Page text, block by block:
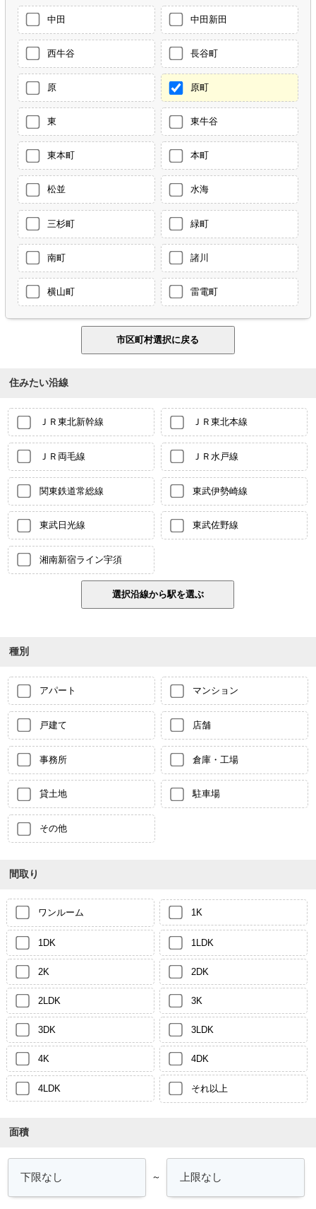
中田 中田新田
西牛谷 長谷町
原 原町
東 東牛谷
東本町 本町
松並 水海
三杉町 緑町
南町 諸川
横山町 雷電町
住みたい沿線
ＪＲ東北新幹線 ＪＲ東北本線
ＪＲ両毛線 ＪＲ水戸線
関東鉄道常総線 東武伊勢崎線
東武日光線 東武佐野線
湘南新宿ライン宇須
種別
アパート マンション
戸建て 店舗
事務所 倉庫・工場
貸土地 駐車場
その他
間取り
ワンルーム 1K
1DK 1LDK
2K 2DK
2LDK 3K
3DK 3LDK
4K 4DK
4LDK それ以上
面積
～